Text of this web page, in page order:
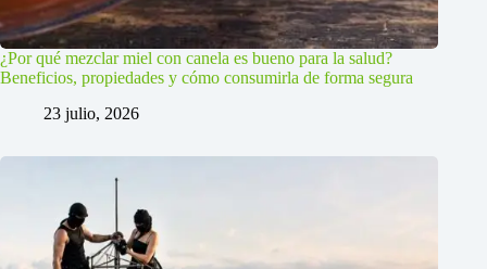
¿Por qué mezclar miel con canela es bueno para la salud?
Beneficios, propiedades y cómo consumirla de forma segura
23 julio, 2026